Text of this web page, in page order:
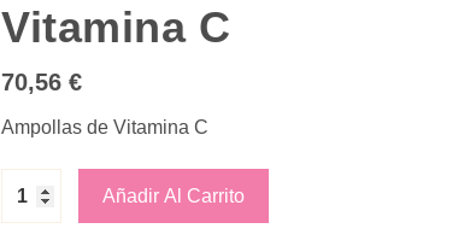
Vitamina C
70,56€
Ampollas de Vitamina C
Añadir Al Carrito